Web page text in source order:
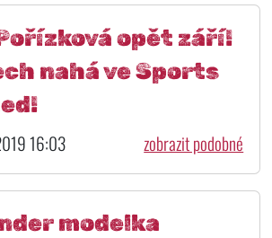
opět září!
nahá ve Sports
16:03 zobrazit podobné
modelka